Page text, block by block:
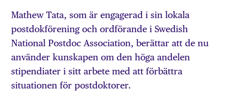
Mathew Tata, som är engagerad i sin lokala
postdokförening och ordförande i Swedish
National Postdoc Association, berättar att de nu
använder kunskapen om den höga andelen
stipendiater i sitt arbete med att förbättra
situationen för postdoktorer.